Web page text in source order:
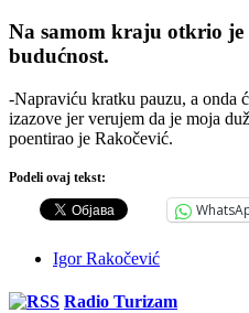
Na samom kraju otkrio
budućnost.
-Napraviću kratku pauzu, a onda
izazove jer verujem da je moja
poentirao je Rakočević.
Podeli ovaj tekst:
Igor Rakočević
Radio Turizam